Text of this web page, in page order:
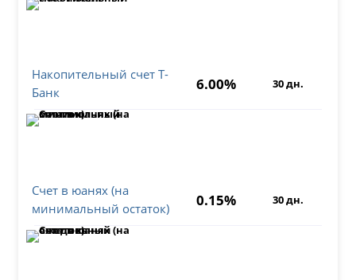
Накопительный счет Т-
Банк
6.00% 30 дн.
Счет в юанях (на
минимальный остаток)
0.15% 30 дн.